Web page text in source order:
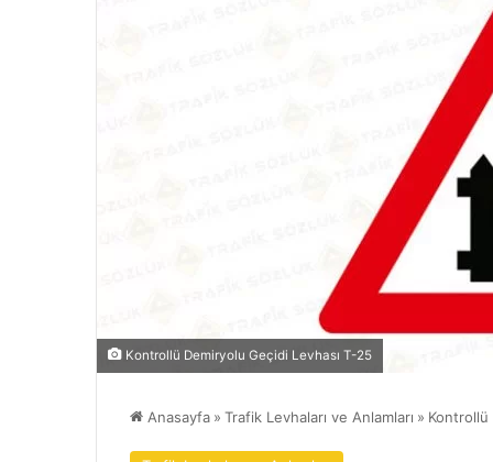
Kontrollü Demiryolu Geçidi Levhası T-25
Anasayfa » Trafik Levhaları ve Anlamları » Kontrollü